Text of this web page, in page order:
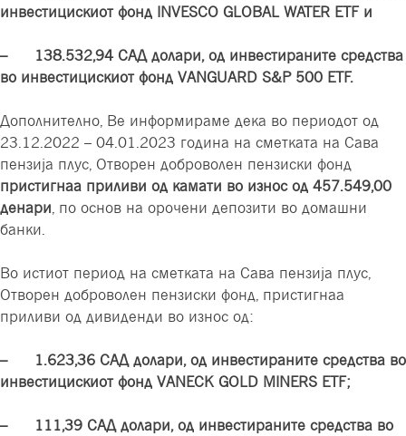
инвестицискиот фонд INVESCO GLOBAL WATER ETF и
– 138.532,94 САД долари, од инвестираните средства
во инвестицискиот фонд VANGUARD S&P 500 ETF.
Дополнително, Ве информираме дека во периодот од
23.12.2022 – 04.01.2023 година на сметката на Сава
пензија плус, Отворен доброволен пензиски фонд
пристигнаа приливи од камати во износ од 457.549,00
денари , по основ на орочени депозити во домашни
банки.
Во истиот период на сметката на Сава пензија плус,
Отворен доброволен пензиски фонд, пристигнаа
приливи од дивиденди во износ од:
– 1.623,36 САД долари, од инвестираните средства во
инвестицискиот фонд VANECK GOLD MINERS ETF;
– 111,39 САД долари, од инвестираните средства во